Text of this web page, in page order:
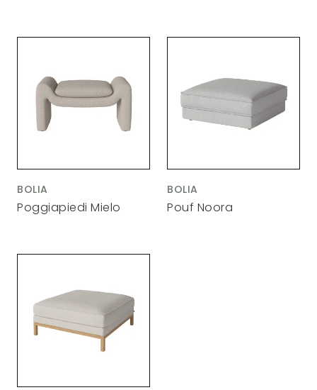
BOLIA
Poggiapiedi Mielo
BOLIA
Pouf Noora